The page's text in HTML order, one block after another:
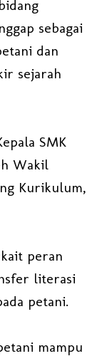
sebagai
dan
sejarah
SMK
Wakil
Kurikulum,
peran
literasi
petani.
mampu